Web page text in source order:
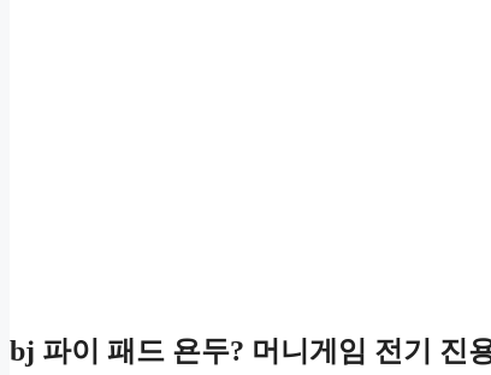
bj 파이 패드 욘두? 머니게임 전기 진